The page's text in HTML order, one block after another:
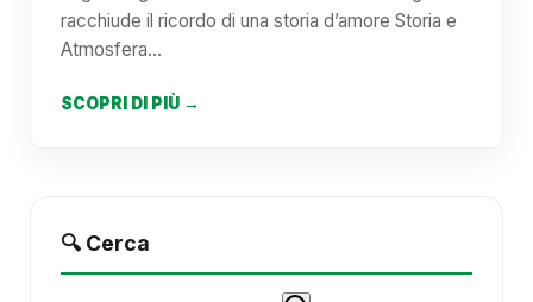
racchiude il ricordo di una storia d’amore Storia e
Atmosfera…
SCOPRI DI PIÙ →
🔍 Cerca